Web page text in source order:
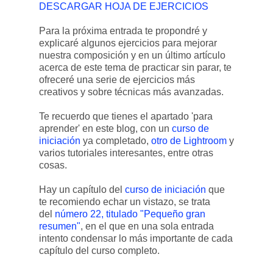
DESCARGAR HOJA DE EJERCICIOS
Para la próxima entrada te propondré y
explicaré algunos ejercicios para mejorar
nuestra composición y en un último artículo
acerca de este tema de practicar sin parar, te
ofreceré una serie de ejercicios más
creativos y sobre técnicas más avanzadas.
Te recuerdo que tienes el apartado 'para
aprender' en este blog, con un curso de
iniciación ya completado, otro de Lightroom y
varios tutoriales interesantes, entre otras
cosas.
Hay un capítulo del curso de iniciación que
te recomiendo echar un vistazo, se trata
del número 22, titulado "Pequeño gran
resumen", en el que en una sola entrada
intento condensar lo más importante de cada
capítulo del curso completo.